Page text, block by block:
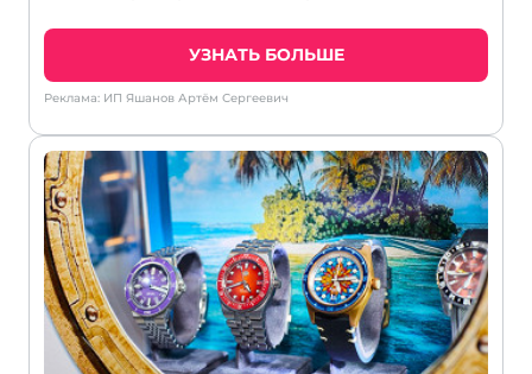
УЗНАТЬ БОЛЬШЕ
Реклама: ИП Яшанов Артём Сергеевич